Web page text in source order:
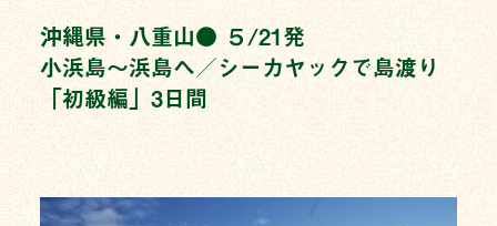
沖縄県・八重山● ５/21発
小浜島〜浜島へ／シーカヤックで島渡り
「初級編」3日間